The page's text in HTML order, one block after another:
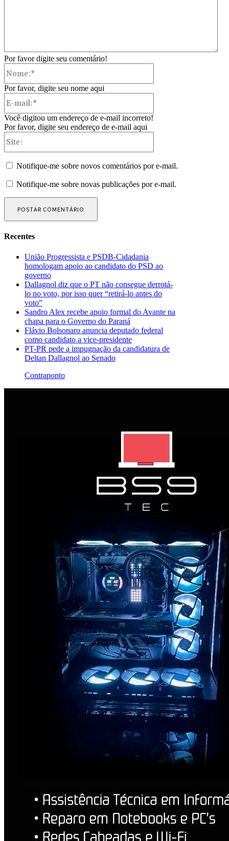
Por favor digite seu comentário!
Por favor, digite seu nome aqui
Você digitou um endereço de e-mail incorreto!
Por favor, digite seu endereço de e-mail aqui
Notifique-me sobre novos comentários por e-mail.
Notifique-me sobre novas publicações por e-mail.
Recentes
União Progressista e PSDB-Cidadania
homologam apoio ao candidato do PSD ao
governo
Dallagnol diz que o PT não consegue derrotá-
lo no voto, por isso quer “retirá-lo antes do
voto”
Sandro Alex recebe apoio formal do Avante na
chapa para o Governo do Paraná
Flávio Bolsonaro anuncia deputado federal
como candidato a vice-presidente
PT-PR pede a impugnação da candidatura de
Deltan Dallagnol ao Senado
Contraponto